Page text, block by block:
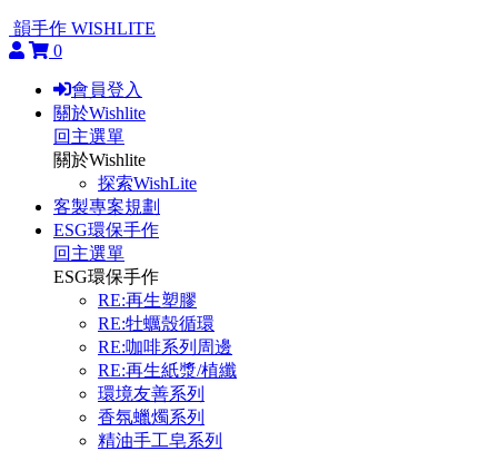
韻手作 WISHLITE
0
會員登入
關於Wishlite
回主選單
關於Wishlite
探索WishLite
客製專案規劃
ESG環保手作
回主選單
ESG環保手作
RE:再生塑膠
RE:牡蠣殼循環
RE:咖啡系列周邊
RE:再生紙漿/植纖
環境友善系列
香氛蠟燭系列
精油手工皂系列